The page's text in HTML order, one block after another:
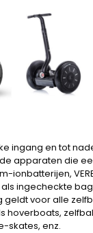
ingang en tot
apparaten die
ionbatterijen,
als ingecheckte
geldt voor alle
hoverboats,
skates, enz.